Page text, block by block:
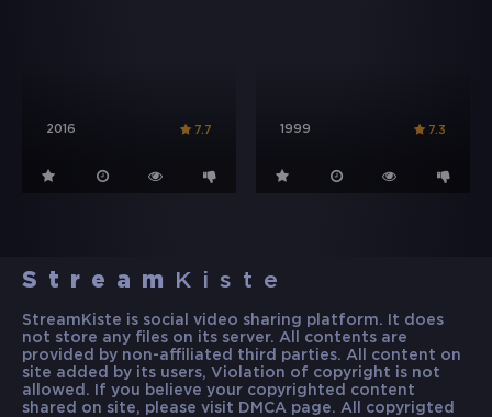
2016 7.7 1999 7.3
Stream Kiste
StreamKiste is social video sharing platform. It does
not store any files on its server. All contents are
provided by non-affiliated third parties. All content on
site added by its users, Violation of copyright is not
allowed. If you believe your copyrighted content
shared on site, please visit DMCA page. All copyrigted